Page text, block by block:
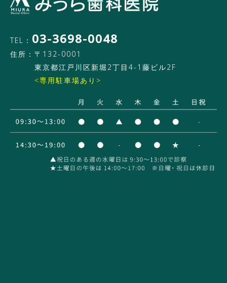
TEL： 03-3698-0048
住所：〒132-0001
東京都江戸川区新堀2丁目4-1藤ビル2F
<専用駐車場あり>